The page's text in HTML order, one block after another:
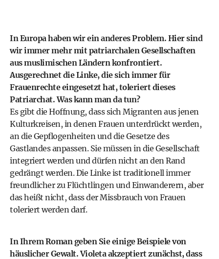
In Europa haben wir ein anderes Problem. Hier sind
wir immer mehr mit patriarchalen Gesellschaften
aus muslimischen Ländern konfrontiert.
Ausgerechnet die Linke, die sich immer für
Frauenrechte eingesetzt hat, toleriert dieses
Patriarchat. Was kann man da tun?
Es gibt die Hoffnung, dass sich Migranten aus jenen
Kulturkreisen, in denen Frauen unterdrückt werden,
an die Gepflogenheiten und die Gesetze des
Gastlandes anpassen. Sie müssen in die Gesellschaft
integriert werden und dürfen nicht an den Rand
gedrängt werden. Die Linke ist traditionell immer
freundlicher zu Flüchtlingen und Einwanderern, aber
das heißt nicht, dass der Missbrauch von Frauen
toleriert werden darf.
In Ihrem Roman geben Sie einige Beispiele von
häuslicher Gewalt. Violeta akzeptiert zunächst, dass